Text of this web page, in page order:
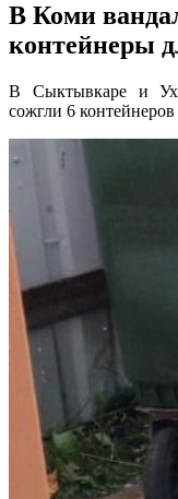
В Коми
контейнеры
В Сыктывкаре и
сожгли 6